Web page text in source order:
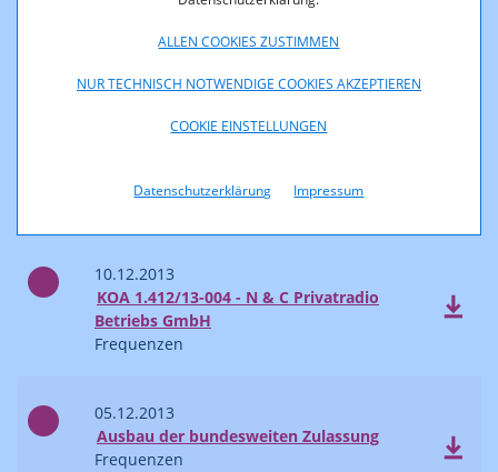
ALLEN COOKIES ZUSTIMMEN
NUR TECHNISCH NOTWENDIGE COOKIES AKZEPTIEREN
COOKIE EINSTELLUNGEN
Datenschutzerklärung Impressum
10.12.2013
hinsichtlich der Übertragungskapazität
Zuletzt aktualisiert am 10.12.2013
10.12.2013
KOA 1.412/13-004 - N & C Privatradio
Betriebs GmbH
Frequenzen
05.12.2013
Ausbau der bundesweiten Zulassung
Frequenzen